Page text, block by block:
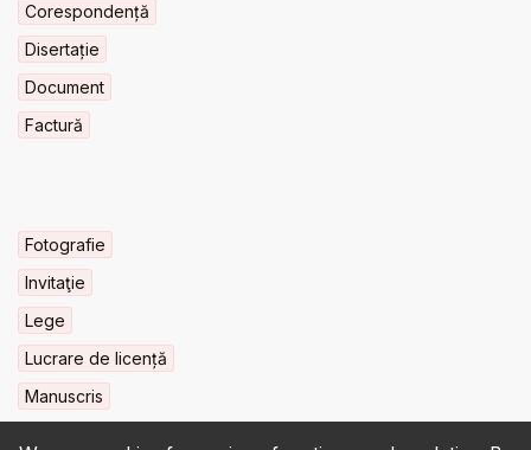
Corespondență
Disertație
Document
Factură
Fotografie
Invitaţie
Lege
Lucrare de licență
Manuscris